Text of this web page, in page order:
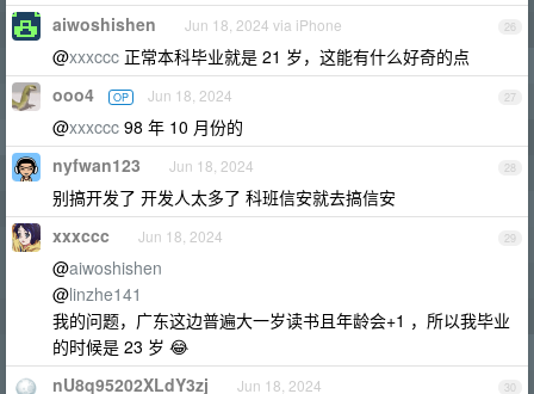
26
aiwoshishen Jun 18, 2024 via iPhone
@xxxccc 正常本科毕业就是 21 岁，这能有什么好奇的点
27
ooo4 OP Jun 18, 2024
@xxxccc 98 年 10 月份的
28
nyfwan123 Jun 18, 2024
别搞开发了 开发人太多了 科班信安就去搞信安
29
xxxccc Jun 18, 2024
@aiwoshishen
@linzhe141
我的问题，广东这边普遍大一岁读书且年龄会+1 ，所以我毕业
的时候是 23 岁 😂
30
nU8q95202XLdY3zj Jun 18, 2024